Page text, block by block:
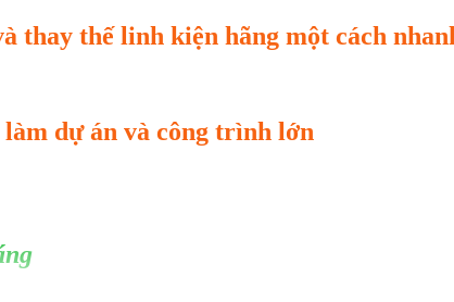
thay thế linh kiện hãng một cách
làm dự án và công trình lớn